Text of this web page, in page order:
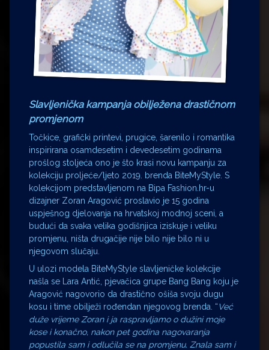
Slavljenička kampanja obilježena drastičnom
promjenom
Točkice, grafički printevi, prugice, šarenilo i romantika
inspirirana osamdesetim i devedesetim godinama
prošlog stoljeća ono je što krasi novu kampanju za
kolekciju proljeće/ljeto 2019. brenda BiteMyStyle. S
kolekcijom predstavljenom na Bipa Fashion.hr-u
dizajner Zoran Aragović proslavio je 15 godina
uspješnog djelovanja na hrvatskoj modnoj sceni, a
budući da svaka velika godišnjica iziskuje i veliku
promjenu, ništa drugačije nije bilo nije bilo ni u
njegovom slučaju.
U ulozi modela BiteMyStyle slavljeničke kolekcije
našla se Lara Antić, pjevačica grupe Bang Bang koju je
Aragović nagovorio da drastično ošiša svoju dugu
kosu i time obilježi rođendan njegovog brenda. “Već
duže vrijeme Zoran i ja raspravljamo o dužini moje
kose i konačno, nakon pet godina nagovaranja
popustila sam i odlučila se na promjenu. Znala sam i